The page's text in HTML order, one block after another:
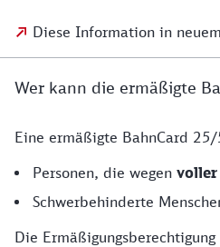
Diese Information in
Wer kann die ermäßigte
Eine ermäßigte BahnCard
Personen, die wegen voller
Schwerbehinderte
Die